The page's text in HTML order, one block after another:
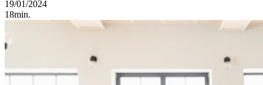
19/01/2024
18min.